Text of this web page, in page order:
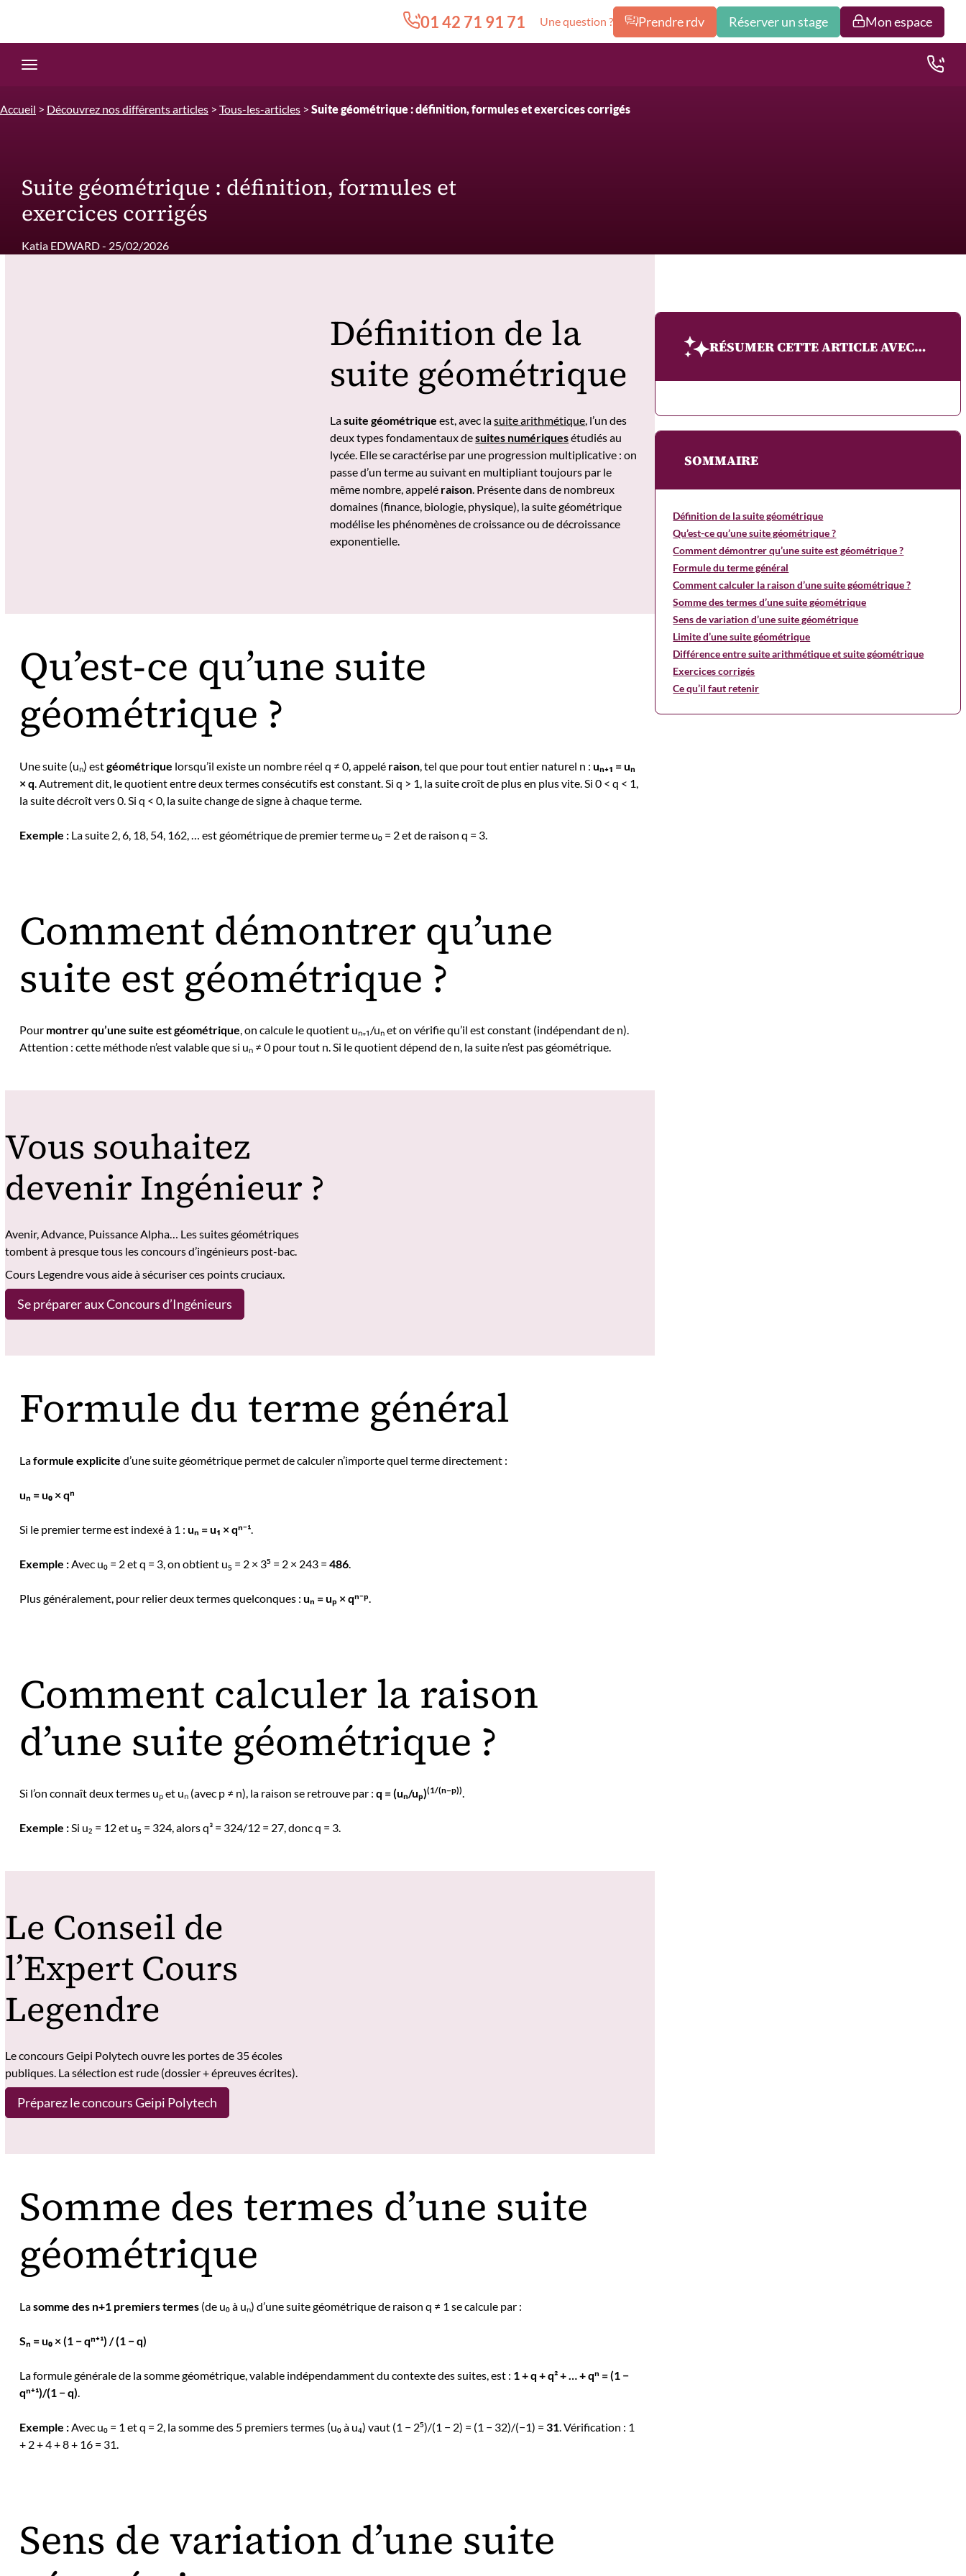
01 42 71 91 71 Une question ? Prendre rdv Réserver un stage Mon espace
Ouvrir la navigation
Accueil > Découvrez nos différents articles > Tous-les-articles > Suite géométrique : définition, formules et exercices corrigés
Suite géométrique : définition, formules et
exercices corrigés
Katia EDWARD - 25/02/2026
Définition de la
suite géométrique
Lasuite géométrique est, avec lasuite arithmétique, l’un des
deux types fondamentaux desuites numériquesétudiés au
lycée. Elle se caractérise par une progression multiplicative : on
passe d’un terme au suivant en multipliant toujours par le
même nombre, appelé raison. Présente dans de nombreux
domaines (finance, biologie, physique), la suite géométrique
modélise les phénomènes de croissance ou de décroissance
exponentielle.
Qu’est-ce qu’une suite
géométrique ?
Une suite (uₙ) estgéométrique lorsqu’il existe un nombre réel q ≠ 0, appelé raison , tel que pour tout entier naturel n : uₙ₊₁ = uₙ
× q . Autrement dit, le quotient entre deux termes consécutifs est constant. Si q > 1, la suite croît de plus en plus vite. Si 0 < q < 1,
la suite décroît vers 0. Si q < 0, la suite change de signe à chaque terme.
Exemple : La suite 2, 6, 18, 54, 162, … est géométrique de premier terme u₀ = 2 et de raison q = 3.
Comment démontrer qu’une
suite est géométrique ?
Pour montrer qu’une suite est géométrique, on calcule le quotient uₙ₊₁/uₙ et on vérifie qu’il est constant (indépendant de n).
Attention : cette méthode n’est valable que si uₙ ≠ 0 pour tout n. Si le quotient dépend de n, la suite n’est pas géométrique.
Vous souhaitez
devenir Ingénieur ?
Avenir, Advance, Puissance Alpha… Les suites géométriques
tombent à presque tous les concours d’ingénieurs post-bac.
Cours Legendre vous aide à sécuriser ces points cruciaux.
Se préparer aux Concours d’Ingénieurs
Formule du terme général
Laformule explicite d’une suite géométrique permet de calculer n’importe quel terme directement :
uₙ = u₀ × qⁿ
Si le premier terme est indexé à 1 : uₙ = u₁ × qⁿ⁻¹
Exemple : Avec u₀ = 2 et q = 3, on obtient u₅ = 2 × 3⁵ = 2 × 243 = 486
Plus généralement, pour relier deux termes quelconques : uₙ = uₚ × qⁿ⁻ᵖ
Comment calculer la raison
d’une suite géométrique ?
Si l’on connaît deux termes uₚ et uₙ (avec p ≠ n), la raison se retrouve par : q = (uₙ/uₚ)(1/(n−p)).
Exemple :Si u₂ = 12 et u₅ = 324, alors q³ = 324/12 = 27, donc q = 3.
Le Conseil de
l’Expert Cours
Legendre
Le concours Geipi Polytech ouvre les portes de 35 écoles
publiques. La sélection est rude (dossier + épreuves écrites).
Préparez le concours Geipi Polytech
Somme des termes d’une suite
géométrique
Lasomme des n+1 premiers termes (de u₀ à uₙ) d’une suite géométrique de raison q ≠ 1 se calcule par :
Sₙ = u₀ × (1 − qⁿ⁺¹) / (1 − q)
La formule générale de la somme géométrique, valable indépendamment du contexte des suites, est : 1 + q + q² + … + qⁿ = (1 −
qⁿ⁺¹)/(1 − q)
Exemple : Avec u₀ = 1 et q = 2, la somme des 5 premiers termes (u₀ à u₄) vaut (1 − 2⁵)/(1 − 2) = (1 − 32)/(−1) = 31 . Vérification : 1
+ 2 + 4 + 8 + 16 = 31.
Sens de variation d’une suite
RÉSUMER CETTE ARTICLE AVEC…
SOMMAIRE
Définition de la suite géométrique
Qu’est-ce qu’une suite géométrique ?
Comment démontrer qu’une suite est géométrique ?
Formule du terme général
Comment calculer la raison d’une suite géométrique ?
Somme des termes d’une suite géométrique
Sens de variation d’une suite géométrique
Limite d’une suite géométrique
Différence entre suite arithmétique et suite géométrique
Exercices corrigés
Ce qu’il faut retenir